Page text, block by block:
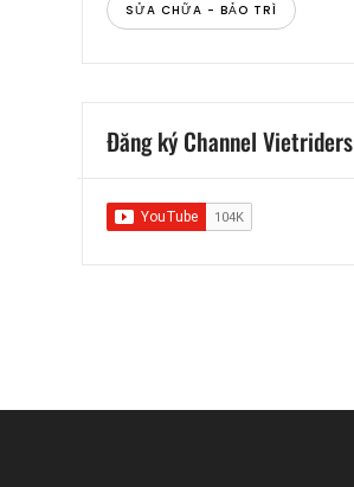
SỬA CHỮA - BẢO TRÌ
Đăng ký Channel Vietriders